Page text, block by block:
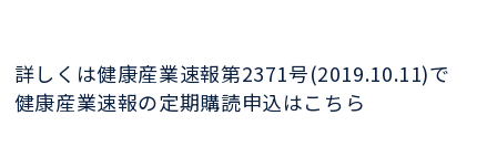
詳しくは健康産業速報第2371号(2019.10.11)で
健康産業速報の定期購読申込はこちら